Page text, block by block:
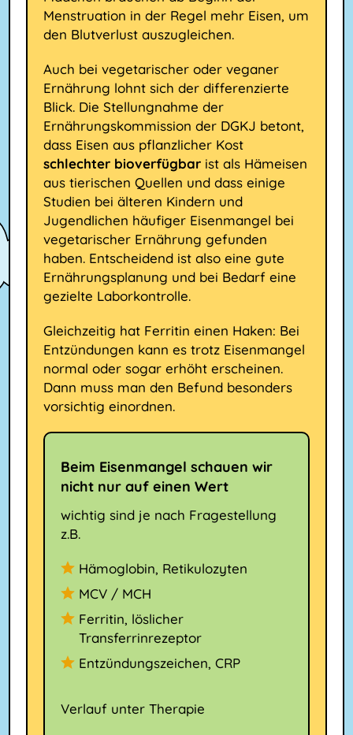
Menstruation in der Regel mehr Eisen, um
den Blutverlust auszugleichen.
Auch bei vegetarischer oder veganer
Ernährung lohnt sich der differenzierte
Blick. Die Stellungnahme der
Ernährungskommission der DGKJ betont,
dass Eisen aus pflanzlicher Kost
schlechter bioverfügbar ist als Hämeisen
aus tierischen Quellen und dass einige
Studien bei älteren Kindern und
Jugendlichen häufiger Eisenmangel bei
vegetarischer Ernährung gefunden
haben. Entscheidend ist also eine gute
Ernährungsplanung und bei Bedarf eine
gezielte Laborkontrolle.
Gleichzeitig hat Ferritin einen Haken: Bei
Entzündungen kann es trotz Eisenmangel
normal oder sogar erhöht erscheinen.
Dann muss man den Befund besonders
vorsichtig einordnen.
Beim Eisenmangel schauen wir
nicht nur auf einen Wert
wichtig sind je nach Fragestellung
z.B.
Hämoglobin, Retikulozyten
MCV / MCH
Ferritin, löslicher
Transferrinrezeptor
Entzündungszeichen, CRP
Verlauf unter Therapie